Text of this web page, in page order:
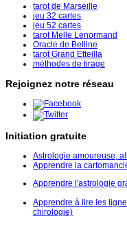
tarot de Marseille
jeu 32 cartes
jeu 52 cartes
tarot Melle Lenormand
Oracle de Belline
tarot Grand Etteilla
méthodes de tirage
Rejoignez notre réseau
Initiation gratuite
Astrologie amoureuse,
Apprendre la
Apprendre l'astrologie
Apprendre à lire les
chirologie)